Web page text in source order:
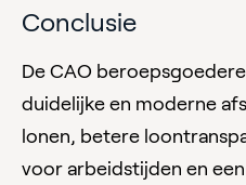
Conclusie
De CAO
duidelijke en moderne
lonen, betere
voor arbeidstijden en